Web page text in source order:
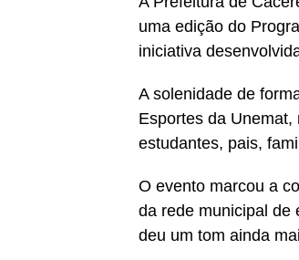
uma edição do
iniciativa
A solenidade de
Esportes da
estudantes, pais,
O evento marcou a
da rede municipal de
deu um tom ainda